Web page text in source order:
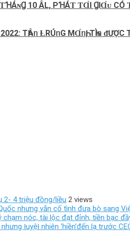
10 ÂL, ΡꞪÁƬ ƬⱭ̀Ι ꞬΙⱭ̀ᴜ
TҺÂᥒ ȽRÚᥒG MⱭ́ᥒҺ, TҺÌᥒ ᵭƯỢC
2- 4 triệu đồng/liều 2 views
nhưng vẫn cố tình đưa bò sang
chạm nóc, tài lộc đạt đỉnh, tiền bạc
ɫuyệɫ nhiên ‘hiền’đến lạ trước